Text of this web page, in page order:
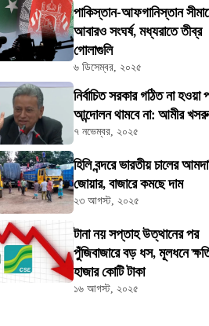
পাকিস্তান-আফগানিস্তান
আবারও সংঘর্ষ, মধ্যরাতে তীব্র
গোলাগুলি
৬ ডিসেম্বর, ২০২৫
নির্বাচিত সরকার গঠিত না হওয়া
আন্দোলন থামবে না: আমীর খসরু
৭ নভেম্বর, ২০২৫
হিলি বন্দরে ভারতীয় চালের
জোয়ার, বাজারে কমছে দাম
২৩ আগস্ট, ২০২৫
টানা নয় সপ্তাহ উত্থানের পর
পুঁজিবাজারে বড় ধস, মূলধনে
হাজার কোটি টাকা
১৬ আগস্ট, ২০২৫